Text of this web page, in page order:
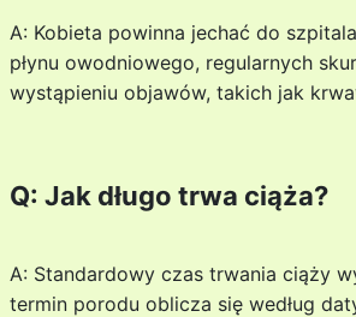
A: Kobieta powinna jechać do
płynu owodniowego, regularnych
wystąpieniu objawów, takich jak
Q: Jak długo trwa ciąża?
A: Standardowy czas trwania ciąży
termin porodu oblicza się według